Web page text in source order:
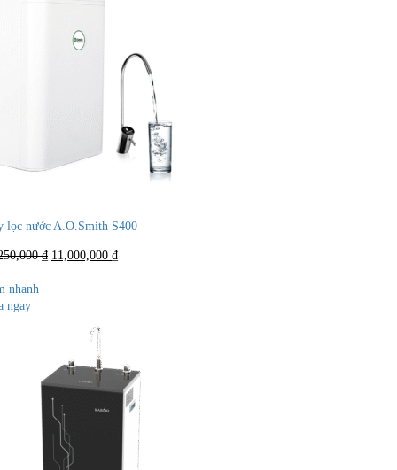
lọc nước A.O.Smith S400
₫ Giá
11,000,000 ₫Giá
nhanh
ngay